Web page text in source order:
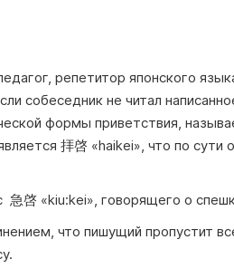
репетитор японского
собеседник не читал
формы приветствия,
拝啓 «haikei», что по сути
急啓 «kiu:kei», говорящего о
что пишущий пропустит